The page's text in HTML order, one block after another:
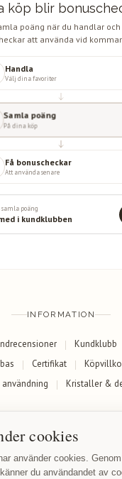
köp blir
poäng när du handlar och
att använda vid
Handla
Välj dina favoriter
Samla poäng
På dina köp
Få bonuscheckar
Att använda senare
samla poäng
i kundklubben
INFORMATION
Kundklubb
Certifikat
Kristaller &
cookies
använder cookies.
du användandet av